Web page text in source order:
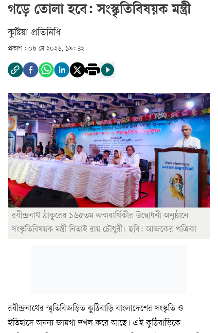
গড়ে তোলা হবে: সংস্কৃতিবিষয়ক মন্ত্রী
কুষ্টিয়া প্রতিনিধি
প্রকাশ : ০৮ মে ২০২৬, ১৯: ৪২
রবীন্দ্রনাথ ঠাকু‌রের ১৬৫তম জন্মবা‌র্ষিকীর উদ্বোধনী অনুষ্ঠা‌নে
সংস্কৃ‌তিবিষয়ক মন্ত্রী নিতাই রায় চৌধুরী। ছবি: আজকের পত্রিকা
রবীন্দ্রনা‌থের স্মৃ‌তি‌বিজ‌ড়িত কু‌ঠিবা‌ড়ি বাংলা‌দে‌শের সংস্কৃ‌তি‌ ও
ইতিহা‌সে অনন‌্য জায়গা দখল ক‌রে আছে। এই কু‌ঠিবা‌ড়ি‌কে